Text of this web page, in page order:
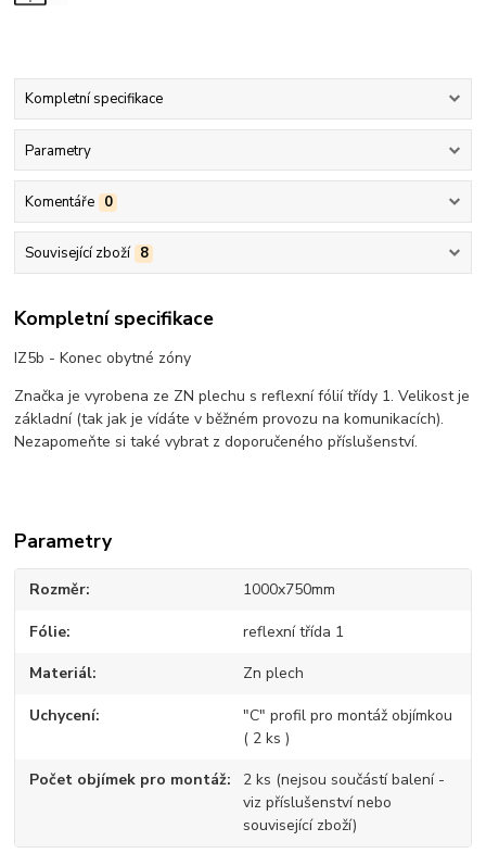
Kompletní specifikace
Parametry
Komentáře 0
Související zboží 8
Kompletní specifikace
IZ5b - Konec obytné zóny
Značka je vyrobena ze ZN plechu s reflexní fólií třídy 1. Velikost je
základní (tak jak je vídáte v běžném provozu na komunikacích).
Nezapomeňte si také vybrat z doporučeného příslušenství.
Parametry
Rozměr 1000x750mm
Fólie reflexní třída 1
Materiál Zn plech
Uchycení
"C" profil pro montáž objímkou
( 2 ks )
Počet objímek pro montáž
2 ks (nejsou součástí balení -
viz příslušenství nebo
související zboží)